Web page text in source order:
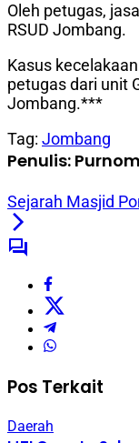
Oleh petugas,
RSUD Jombang.
Kasus
petugas dari unit
Jombang.***
Tag: Jombang
Penulis:
Sejarah Masjid
Pos Terkait
Daerah